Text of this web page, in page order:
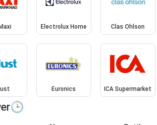
Electrolux Home Clas Ohlson
Euronics ICA Supermarket